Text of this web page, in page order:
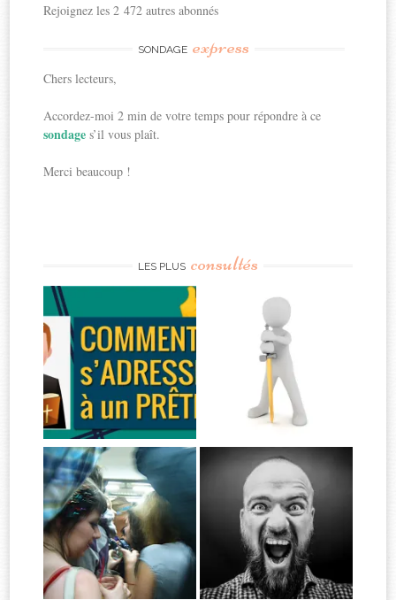
Rejoignez les 2 472 autres abonnés
SONDAGE express
Chers lecteurs,
Accordez-moi 2 min de votre temps pour répondre à ce
sondages’il vous plaît.
Merci beaucoup !
LES PLUS consultés